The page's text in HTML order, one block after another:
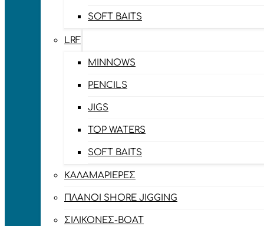
SOFT BAITS
LRF
MINNOWS
PENCILS
JIGS
TOP WATERS
SOFT BAITS
ΚΑΛΑΜΑΡΙΈΡΕΣ
ΠΛΆΝΟΙ SHORE JIGGING
ΣΙΛΙΚΌΝΕΣ-BOAT